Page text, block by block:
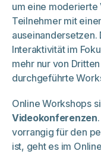
um eine moderierte
Teilnehmer mit
auseinandersetzen.
Interaktivität im
mehr nur von
durchgeführte
Online Workshops
Videokonferenzen
vorrangig für den
ist, geht es im